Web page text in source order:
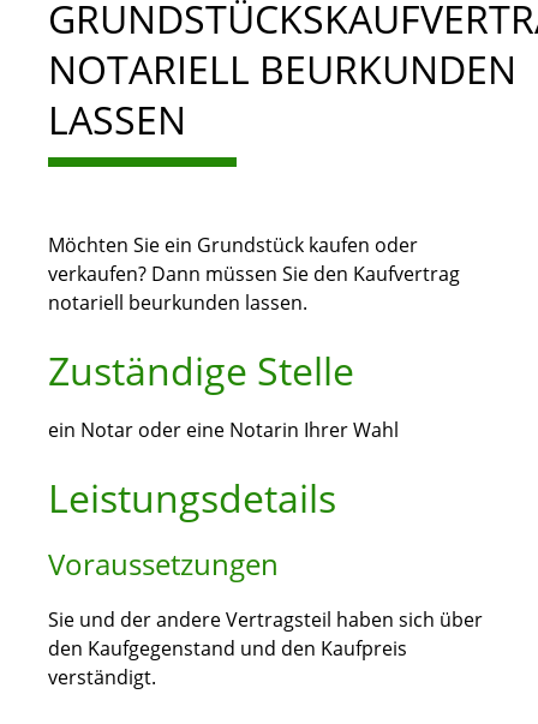
NOTARIELL BEURKUNDEN
LASSEN
Möchten Sie ein Grundstück kaufen oder
verkaufen? Dann müssen Sie den Kaufvertrag
notariell beurkunden lassen.
Zuständige Stelle
ein Notar oder eine Notarin Ihrer Wahl
Leistungsdetails
Voraussetzungen
Sie und der andere Vertragsteil haben sich über
den Kaufgegenstand und den Kaufpreis
verständigt.